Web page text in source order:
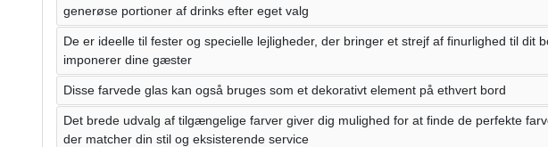
generøse portioner af drinks efter eget valg
De er ideelle til fester og specielle lejligheder, der bringer et strejf af finurlighed til dit
imponerer dine gæster
Disse farvede glas kan også bruges som et dekorativt element på ethvert bord
Det brede udvalg af tilgængelige farver giver dig mulighed for at finde de perfekte
der matcher din stil og eksisterende service